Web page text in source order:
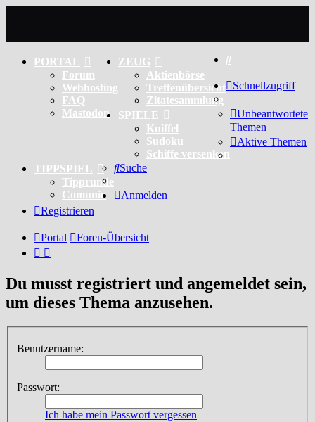
PORTAL
Forum
Webhosting
FAQ
Mastodon
ZEUG
Aktienbörse
Treffenübersicht
Zitatesammlung
SPIELE
Kniffel
Sudoku
Schiffe versenken
TIPPSPIEL
Tipprunde
Comunio
Schnellzugriff
Unbeantwortete
Themen
Aktive Themen
Suche
Anmelden
Registrieren
Portal Foren-Übersicht
Du musst registriert und angemeldet sein,
um dieses Thema anzusehen.
Benutzername:
Passwort:
Ich habe mein Passwort vergessen